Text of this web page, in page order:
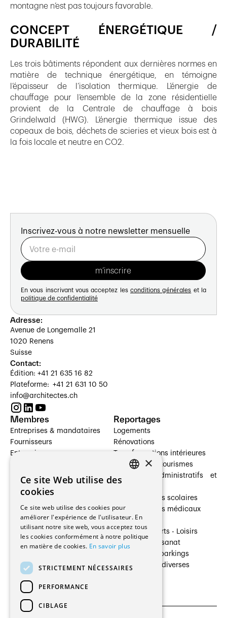
montagne n’est pas toujours favorable.
CONCEPT ÉNERGÉTIQUE /
DURABILITÉ
Les trois bâtiments répondent aux dernières normes en
matière de technique énergétique, en témoigne
l’épaisseur de l’isolation thermique. L’énergie de
chauffage pour l’ensemble de la zone résidentielle
provient de la Centrale de chauffage à bois
Grindelwald (HWG). L’énergie thermique issue des
copeaux de bois, déchets de scieries et vieux bois est à
la fois locale et neutre en CO2.
Inscrivez-vous à notre newsletter mensuelle
En vous inscrivant vous acceptez les conditions générales et la
politique de confidentialité
Adresse:
Avenue de Longemalle 21
1020 Renens
Suisse
Contact:
Édition: +41 21 635 16 82
Plateforme: +41 21 631 10 50
info@architectes.ch
Membres
Entreprises & mandataires
Fournisseurs
Entreprises
Architectes paysagistes
Architectes d'intérieur
Entreprises générales
Ingénieurs et mandataires
Fabricants / Fournisseurs
Régies immobilières
Gestion PPE
Reportages
Logements
Rénovations
Transformations intérieures
Hôtelleries et tourismes
Bâtiments administratifs et
Établissements scolaires
Établissements médicaux
Villas
Cultures - Sports - Loisirs
Industrie - Artisanat
Transports et parkings
Constructions diverses
×
Ce site Web utilise des
cookies
Ce site web utilise des cookies pour
améliorer l'expérience de l'utilisateur. En
utilisant notre site web, vous acceptez tous
les cookies conformément à notre politique
en matière de cookies. En savoir plus
STRICTEMENT NÉCESSAIRES
PERFORMANCE
CIBLAGE